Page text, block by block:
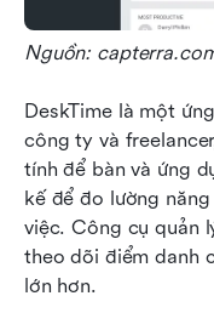
Nguồn:
DeskTime là một
công ty và
tính để bàn và ứng
kế để đo lường
việc. Công cụ quản
theo dõi điểm danh
lớn hơn.